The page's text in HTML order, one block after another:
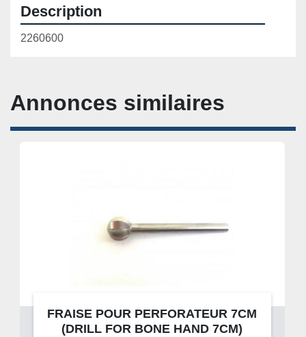
Description
2260600
Annonces similaires
FRAISE POUR PERFORATEUR 7CM
(DRILL FOR BONE HAND 7CM)